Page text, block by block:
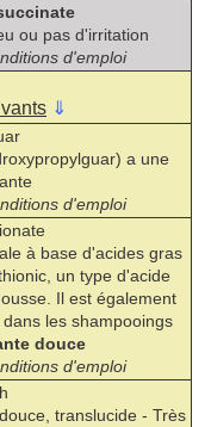
ou pas d'irritation
d'emploi
⇓
a une
d'emploi
à base d'acides gras
un type d'acide
Il est également
les shampooings
douce
d'emploi
translucide - Très